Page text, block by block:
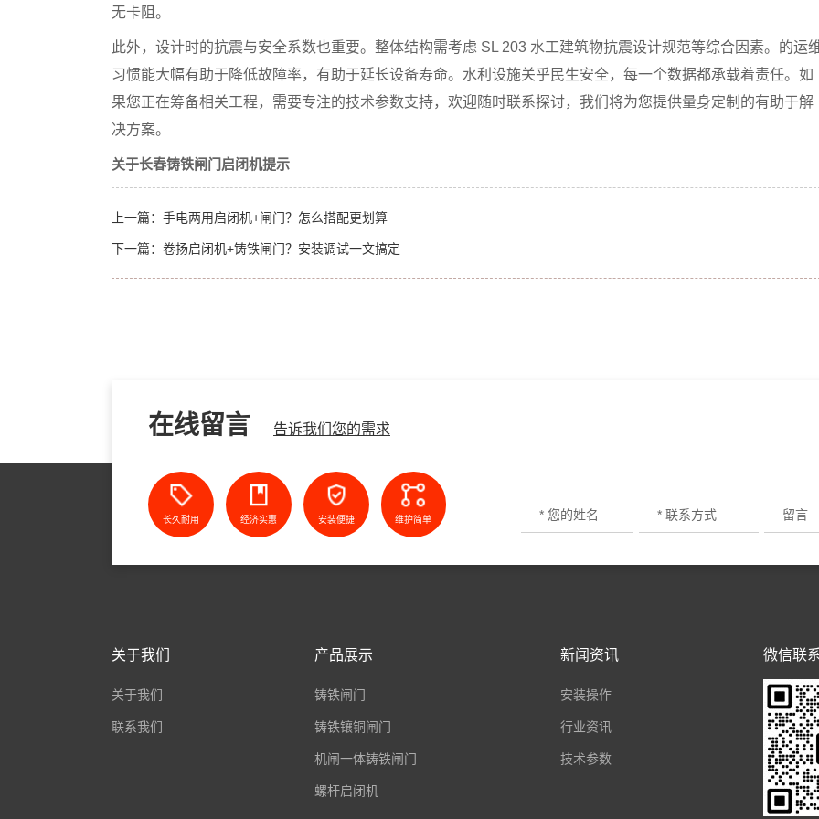
无卡阻。
此外，设计时的抗震与安全系数也重要。整体结构需考虑 SL 203 水工建筑物抗震设计规范等综合因素。的运
习惯能大幅有助于降低故障率，有助于延长设备寿命。水利设施关乎民生安全，每一个数据都承载着责任。如
果您正在筹备相关工程，需要专注的技术参数支持，欢迎随时联系探讨，我们将为您提供量身定制的有助于解
决方案。
关于长春铸铁闸门启闭机提示
上一篇： 手电两用启闭机+闸门？怎么搭配更划算
下一篇： 卷扬启闭机+铸铁闸门？安装调试一文搞定
在线留言 告诉我们您的需求
长久耐用 经济实惠 安装便捷 维护简单
关于我们
关于我们
联系我们
产品展示
铸铁闸门
铸铁镶铜闸门
机闸一体铸铁闸门
螺杆启闭机
新闻资讯
安装操作
行业资讯
技术参数
微信联